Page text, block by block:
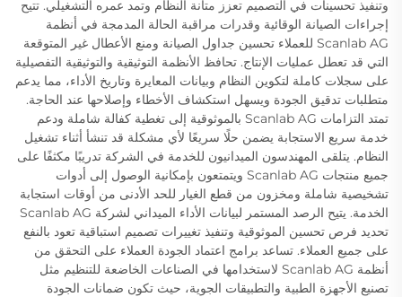
وتنفيذ تحسينات في التصميم تعزز متانة النظام وتمد عمره التشغيلي. تتيح
إجراءات الصيانة الوقائية وقدرات مراقبة الحالة المدمجة في أنظمة
Scanlab AG للعملاء تحسين جداول الصيانة ومنع الأعطال غير المتوقعة
التي قد تعطل عمليات الإنتاج. تحافظ الأنظمة التوثيقية والتوثيقية التفصيلية
على سجلات كاملة لتكوين النظام وبيانات المعايرة وتاريخ الأداء، مما يدعم
متطلبات تدقيق الجودة ويسهل استكشاف الأخطاء وإصلاحها عند الحاجة.
تمتد التزامات Scanlab AG بالموثوقية إلى تغطية كفالة شاملة ودعم
خدمة سريع الاستجابة يضمن حلًا سريعًا لأي مشكلة قد تنشأ أثناء تشغيل
النظام. يتلقى المهندسون الميدانيون للخدمة في الشركة تدريبًا مكثفًا على
جميع منتجات Scanlab AG ويتمتعون بإمكانية الوصول إلى أدوات
تشخيصية شاملة ومخزون من قطع الغيار للحد الأدنى من أوقات استجابة
الخدمة. يتيح الرصد المستمر لبيانات الأداء الميداني لشركة Scanlab AG
تحديد فرص تحسين الموثوقية وتنفيذ تغييرات تصميم استباقية تعود بالنفع
على جميع العملاء. تساعد برامج اعتماد الجودة العملاء على التحقق من
أنظمة Scanlab AG لاستخدامها في الصناعات الخاضعة للتنظيم مثل
تصنيع الأجهزة الطبية والتطبيقات الجوية، حيث تكون ضمانات الجودة